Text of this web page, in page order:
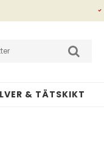
& TÄTSKIKT